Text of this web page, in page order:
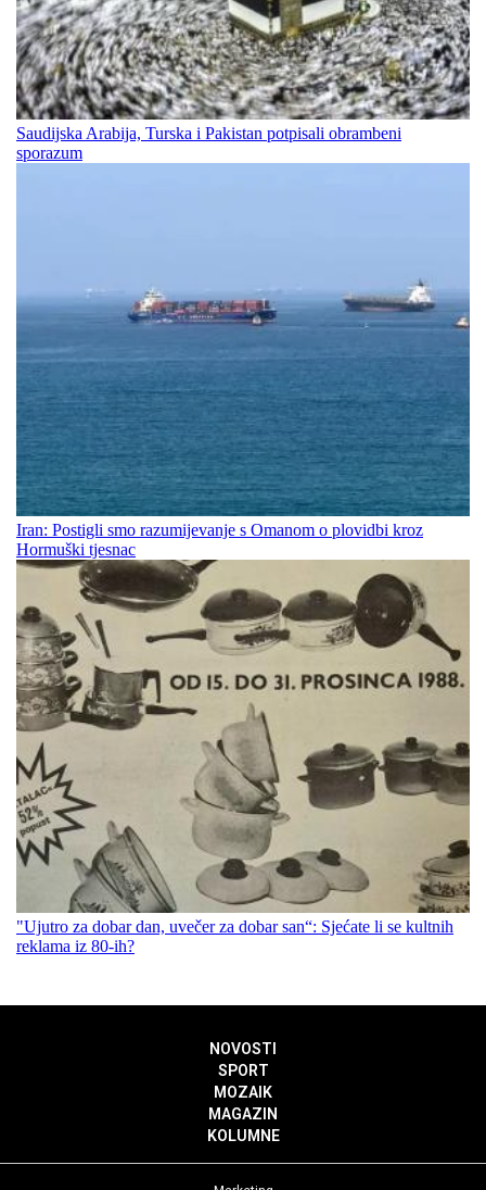
Saudijska Arabija, Turska i Pakistan potpisali obrambeni
sporazum
Iran: Postigli smo razumijevanje s Omanom o plovidbi kroz
Hormuški tjesnac
"Ujutro za dobar dan, uvečer za dobar san“: Sjećate li se kultnih
reklama iz 80-ih?
NOVOSTI
SPORT
MOZAIK
MAGAZIN
KOLUMNE